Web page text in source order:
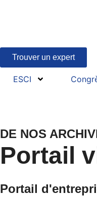
Trouver un expert
ESCI
DE NOS
Portail
Portail